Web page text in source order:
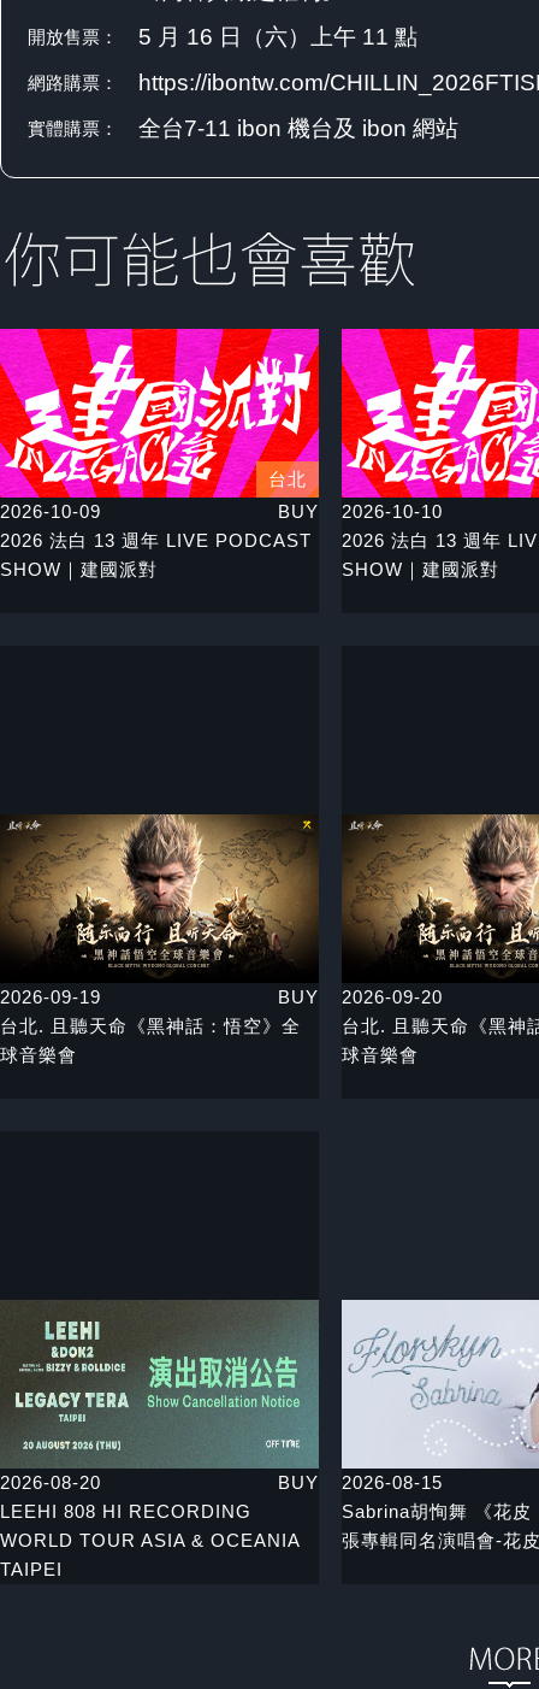
開放售票： 5 月 16 日（六）上午 11 點
網路購票： https://ibontw.com/
實體購票： 全台7-11 ibon 機台及 ibon 網站
台北
2026-10-09
BUY
2026 法白 13 週年 LIVE PODCAST
SHOW｜建國派對
2026-10-10
2026 法白 13 週年
SHOW｜建國派對
2026-09-19
BUY
台北. 且聽天命《黑神話：悟空》全
球音樂會
2026-09-20
台北. 且聽天命《黑神
球音樂會
2026-08-20
BUY
LEEHI 808 HI RECORDING
WORLD TOUR ASIA & OCEANIA
TAIPEI
2026-08-15
Sabrina胡恂舞 《花
張專輯同名演唱會-花